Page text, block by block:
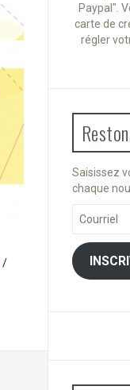
/
Paypal".
carte de
régler
Saisissez
chaque
Courriel